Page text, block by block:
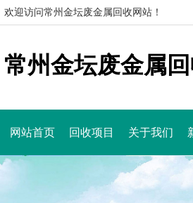
欢迎访问常州金坛废金属回收网站！
常州金坛废金属
网站首页 回收项目 关于我们